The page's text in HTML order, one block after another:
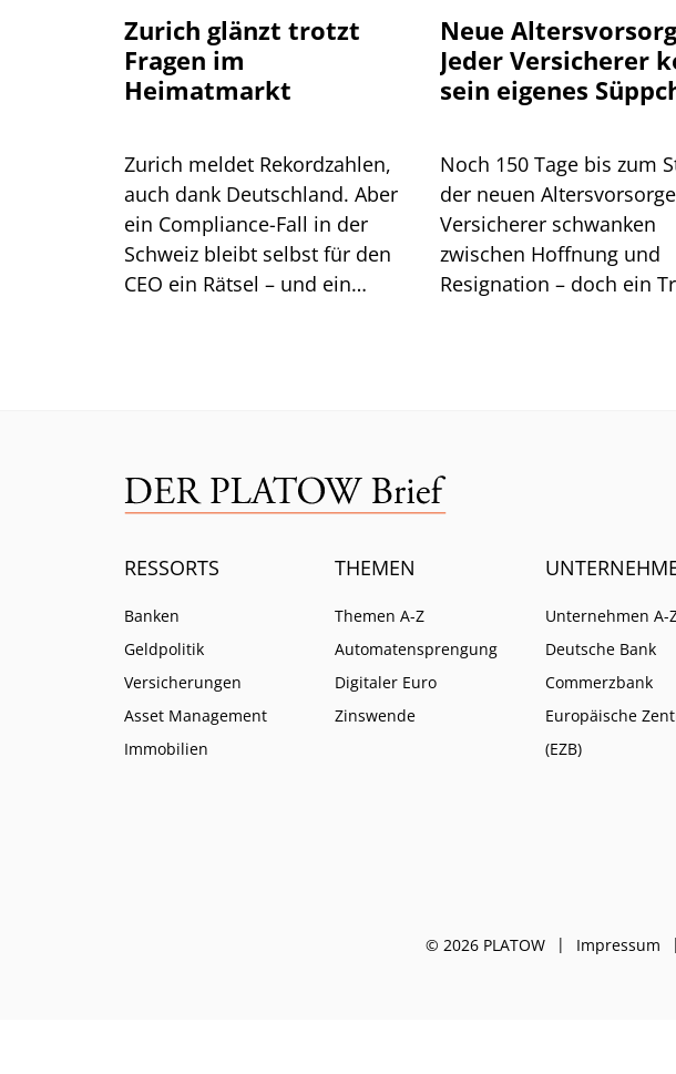
Zurich glänzt trotzt
Fragen im
Heimatmarkt
Zurich meldet Rekordzahlen,
auch dank Deutschland. Aber
ein Compliance-Fall in der
Schweiz bleibt selbst für den
CEO ein Rätsel – und ein
Neue
Jeder Versicherer
sein eigenes
Noch 150 Tage bis zum
der neuen
Versicherer schwanken
zwischen Hoffnung und
Resignation – doch ein
RESSORTS
Banken
Geldpolitik
Versicherungen
Asset Management
Immobilien
THEMEN
Themen A-Z
Automatensprengung
Digitaler Euro
Zinswende
Unternehmen A-
Deutsche Bank
Commerzbank
Europäische
(EZB)
© 2026 PLATOW Impressum